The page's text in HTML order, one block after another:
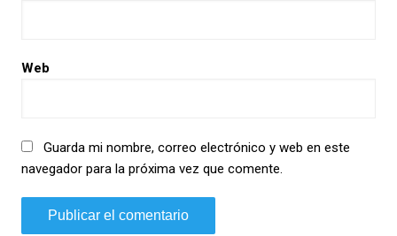
Web
Guarda mi nombre, correo electrónico y web en este
navegador para la próxima vez que comente.